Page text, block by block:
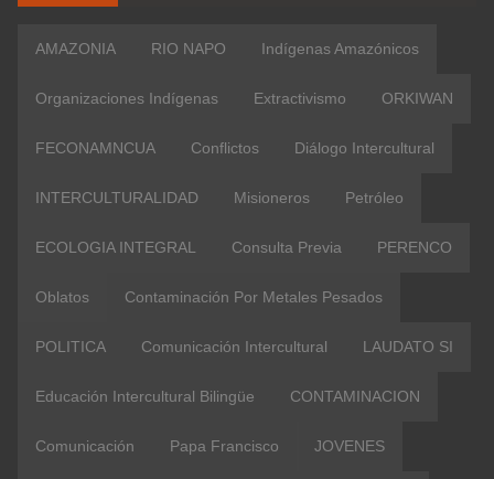
AMAZONIA RIO NAPO Indígenas Amazónicos
Organizaciones Indígenas Extractivismo ORKIWAN
FECONAMNCUA Conflictos Diálogo Intercultural
INTERCULTURALIDAD Misioneros Petróleo
ECOLOGIA INTEGRAL Consulta Previa PERENCO
Oblatos Contaminación Por Metales Pesados
POLITICA Comunicación Intercultural LAUDATO SI
Educación Intercultural Bilingüe CONTAMINACION
Comunicación Papa Francisco JOVENES